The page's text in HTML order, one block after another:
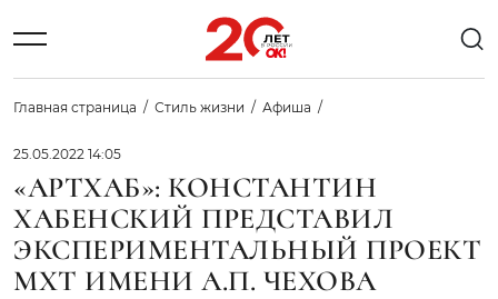
Главная страница Стиль жизни Афиша
25.05.2022 14:05
«АРТХАБ»: КОНСТАНТИН
ХАБЕНСКИЙ ПРЕДСТАВИЛ
ЭКСПЕРИМЕНТАЛЬНЫЙ ПРОЕКТ
МХТ ИМЕНИ А.П. ЧЕХОВА